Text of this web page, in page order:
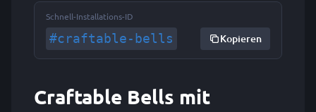
Schnell-Installations-ID
#craftable-bells Kopieren
Craftable Bells mit